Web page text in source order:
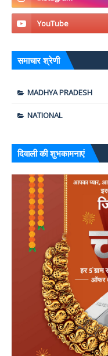
समाचार श्रेणी
MADHYA PRADESH
NATIONAL
दिवाली की शुभकामनाएं